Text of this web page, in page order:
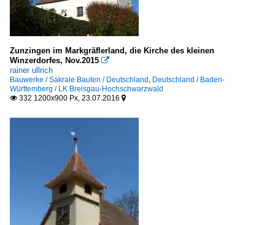
Zunzingen im Markgräflerland, die Kirche des kleinen
Winzerdorfes, Nov.2015 
rainer ullrich
Bauwerke / Sakrale Bauten / Deutschland Deutschland / Baden-
Württemberg / LK Breisgau-Hochschwarzwald
 332 1200x900 Px, 23.07.2016 